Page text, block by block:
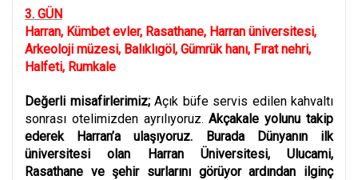
3. GÜN
Harran, Kümbet evler, Rasathane, Harran üniversitesi,
Arkeoloji müzesi, Balıklıgöl, Gümrük hanı, Fırat nehri,
Halfeti, Rumkale
Değerli misafirlerimiz;Açık büfe servis edilen kahvaltı
sonrası otelimizden ayrılıyoruz.Akçakale yolunu takip
ederek Harran’a ulaşıyoruz. Burada Dünyanın ilk
üniversitesi olan Harran Üniversitesi, Ulucami,
Rasathane ve şehir surlarını görüyor ardından ilginç